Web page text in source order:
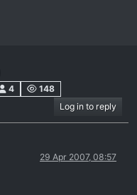
4
148
Log in to reply
29 Apr 2007, 08:57